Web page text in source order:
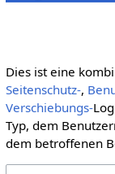
Dies ist eine
Seitenschutz-,
Verschiebungs-
Typ, dem
dem betroffenen